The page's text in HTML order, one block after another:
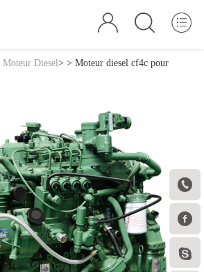



Moteur Diesel> > Moteur diesel cf4c pour